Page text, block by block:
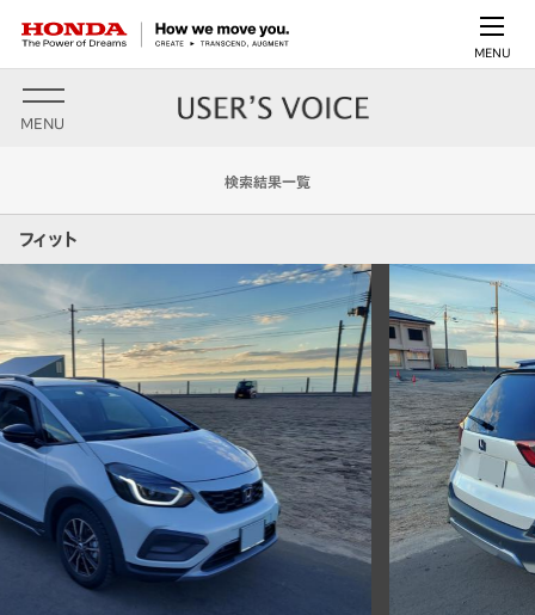
MENU
MENU
検索結果一覧
フィット